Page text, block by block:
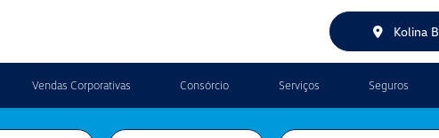
Kolina
Vendas Corporativas Consórcio Serviços Seguros